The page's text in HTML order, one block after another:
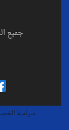
جميع
سياسة